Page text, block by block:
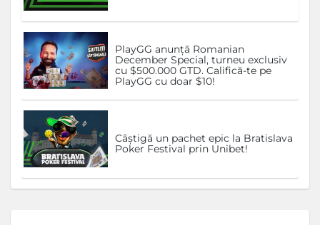
PlayGG anunță Romanian
December Special, turneu exclusiv
cu $500.000 GTD. Califică-te pe
PlayGG cu doar $10!
Câștigă un pachet epic la Bratislava
Poker Festival prin Unibet!